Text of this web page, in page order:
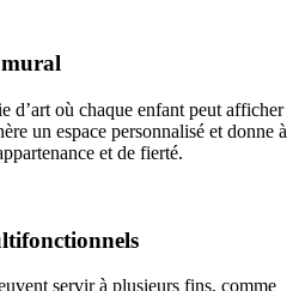
mural
d’art où chaque enfant peut afficher
un espace personnalisé et donne à
et de fierté.
servir à plusieurs fins, comme